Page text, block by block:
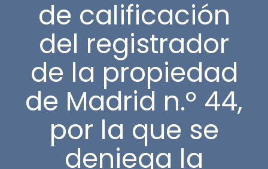
de calificación
del registrador
de la propiedad
de Madrid n.º 44,
por la que se
deniega la